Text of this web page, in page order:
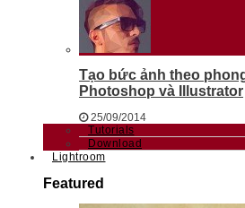
Tạo bức ảnh theo
Photoshop và Illustrator
25/09/2014
Tutorials
Download
Lightroom
Featured